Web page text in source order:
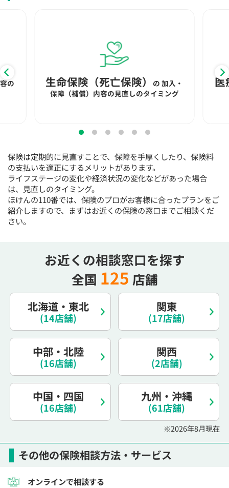
生命保険（死亡保険） の 加入・
保障（補償）内容の見直しのタイミング
医
の
保険は定期的に見直すことで、保障を手厚くしたり、保険料
の支払いを適正にするメリットがあります。
ライフステージの変化や経済状況の変化などがあった場合
は、見直しのタイミング。
ほけんの110番では、保険のプロがお客様に合ったプランをご
紹介しますので、まずはお近くの保険の窓口までご相談くだ
さい。
その他の保険相談方法・サービス
オンラインで相談する
お近くの相談窓口を探す
全国 125 店舗
北海道・東北
(14店舗)
関東
(17店舗)
中部・北陸
(16店舗)
関西
(2店舗)
中国・四国
(16店舗)
九州・沖縄
(61店舗)
※2026年8月現在